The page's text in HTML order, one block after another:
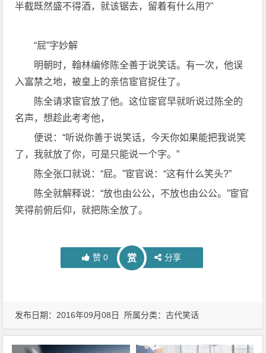
半截既然盛不得酒，就该锯去，留着有什么用?"
“屁”字妙解
明朝时，翰林编修陈全善于说笑话。有一次，他误
入富禁之地，被皇上的亲信宦官捉住了。
陈全请求宦官放了他。这位宦官早就听说过陈全的
名声，想趁此考考他，
便说：“听说你善于说笑话，今天你如果能把我说笑
了，我就放了你，可是只能说一个字。”
陈全张口就说：“屁。”宦官说：“这有什么笑头?”
陈全就解释说：“放也由公公，不放也由公公。”宦官
笑得前俯后仰，就把陈全放了。
赞 0 赏 分享
发布日期：2016年09月08日 所属分类：古代笑话